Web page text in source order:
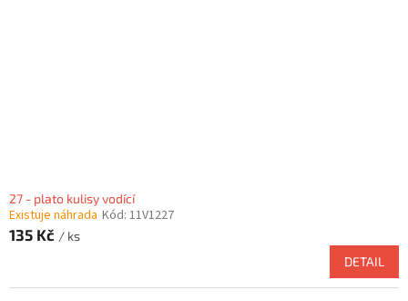
27 - plato kulisy vodící
Existuje náhrada Kód: 11V1227
135 Kč / ks
DETAIL